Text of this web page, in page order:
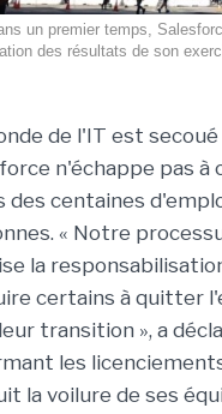
un premier temps,
des résultats de son
de l'IT est
n'échappe pas
des centaines
« Notre
la
certains à quitter
transition », a
les
la voilure de ses